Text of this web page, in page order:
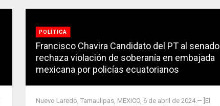
POLÍTICA
Francisco Chavira Candidato del PT al senado
rechaza violación de soberanía en embajada
mexicana por policías ecuatorianos
Nuevo Laredo, Tamaulipas, MEXICO, 6 de abril de 2024.— ]El